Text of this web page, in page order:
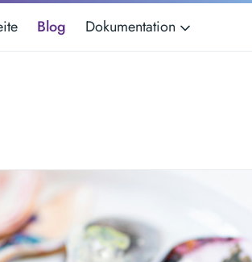
Blog Dokumentation